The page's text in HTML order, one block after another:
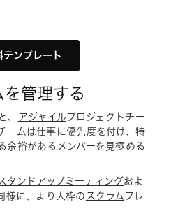
テンプレート
を管理する
、 アジャイル プロジェクトチー
ームは仕事に優先度を付け、特
余裕があるメンバーを見極める
タンドアップミーティングおよ
様に、より大枠の スクラム フレ